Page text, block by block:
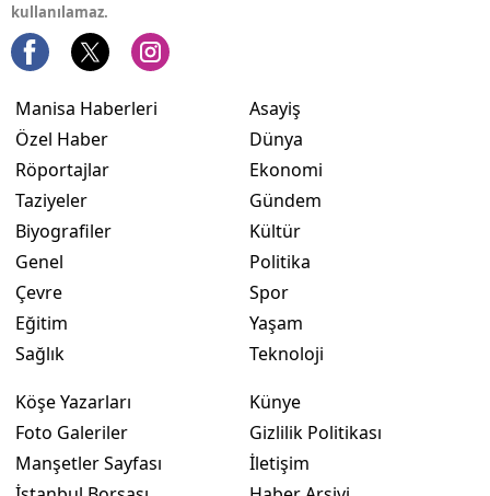
kullanılamaz.
Manisa Haberleri
Özel Haber
Röportajlar
Taziyeler
Biyografiler
Genel
Çevre
Eğitim
Sağlık
Asayiş
Dünya
Ekonomi
Gündem
Kültür
Politika
Spor
Yaşam
Teknoloji
Köşe Yazarları
Foto Galeriler
Manşetler Sayfası
Künye
Gizlilik Politikası
İletişim